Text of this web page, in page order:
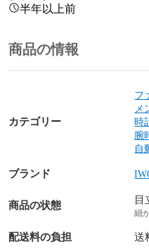
半年以上前
商品の情報
カテゴリー
フ
メ
時
腕
自
ブランド
商品の状態 目
細
配送料の負担 送